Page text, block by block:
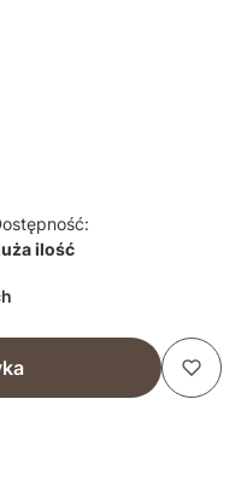
ilość